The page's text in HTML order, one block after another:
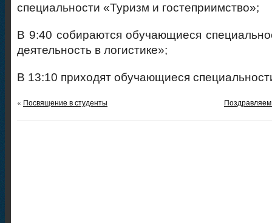
специальности «Туризм и гостеприимство»;
В 9:40 собираются обучающиеся
деятельность в логистике»;
В 13:10 приходят обучающиеся
« Посвящение в студенты